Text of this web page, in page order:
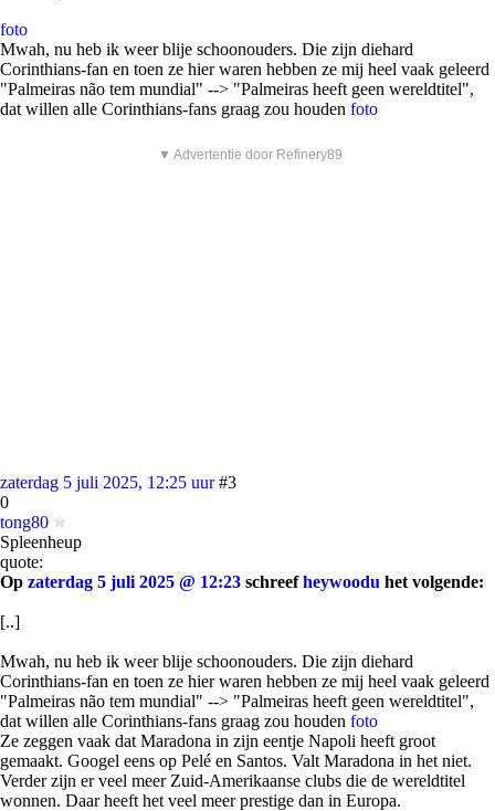
foto
Mwah, nu heb ik weer blije schoonouders. Die zijn diehard
Corinthians-fan en toen ze hier waren hebben ze mij heel vaak geleerd
"Palmeiras não tem mundial" --> "Palmeiras heeft geen wereldtitel",
dat willen alle Corinthians-fans graag zou houden foto
▼ Advertentie door Refinery89
zaterdag 5 juli 2025, 12:25 uur #3
0
tong80
Spleenheup
quote:
Op zaterdag 5 juli 2025 @ 12:23 schreefheywoodu het volgende:
[..]
Mwah, nu heb ik weer blije schoonouders. Die zijn diehard
Corinthians-fan en toen ze hier waren hebben ze mij heel vaak geleerd
"Palmeiras não tem mundial" --> "Palmeiras heeft geen wereldtitel",
dat willen alle Corinthians-fans graag zou houden foto
Ze zeggen vaak dat Maradona in zijn eentje Napoli heeft groot
gemaakt. Googel eens op Pelé en Santos. Valt Maradona in het niet.
Verder zijn er veel meer Zuid-Amerikaanse clubs die de wereldtitel
wonnen. Daar heeft het veel meer prestige dan in Europa.